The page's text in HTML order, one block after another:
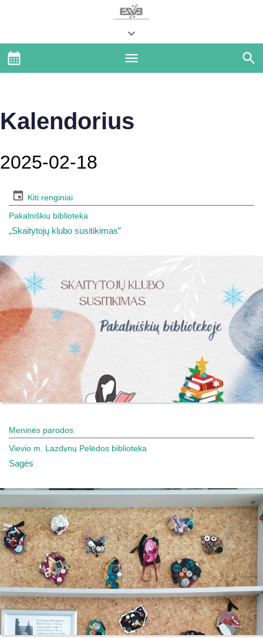
Kalendorius
2025-02-18
Kiti renginiai
Pakalniškių biblioteka
„Skaitytojų klubo susitikimas”
Meninės parodos
Vievio m. Lazdynų Pelėdos biblioteka
Sagės